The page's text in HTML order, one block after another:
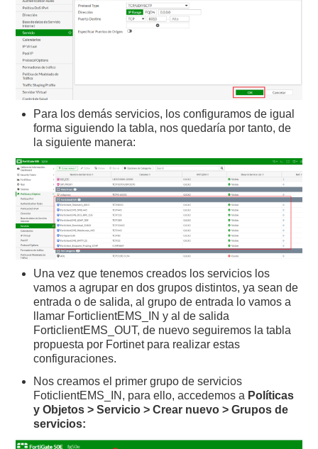
Para los demás servicios, los configuramos de igual
forma siguiendo la tabla, nos quedaría por tanto, de
la siguiente manera:
Una vez que tenemos creados los servicios los
vamos a agrupar en dos grupos distintos, ya sean de
entrada o de salida, al grupo de entrada lo vamos a
llamar ForticlientEMS_IN y al de salida
ForticlientEMS_OUT, de nuevo seguiremos la tabla
propuesta por Fortinet para realizar estas
configuraciones.
Nos creamos el primer grupo de servicios
FoticlientEMS_IN, para ello, accedemos a Políticas
y Objetos > Servicio > Crear nuevo > Grupos de
servicios: